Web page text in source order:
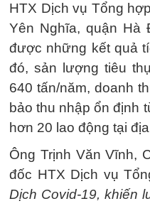
HTX Dịch vụ Tổng
Yên Nghĩa, quận Hà
được những kết quả
đó, sản lượng tiêu
640 tấn/năm, doanh
bảo thu nhập ổn định
hơn 20 lao động tại
Ông Trịnh Văn Vĩnh,
đốc HTX Dịch vụ
Dịch Covid-19, khiến